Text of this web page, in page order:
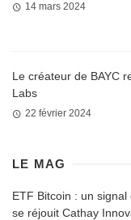
14 mars 2024
Le créateur de BAYC
Labs
22 février 2024
LE MAG
ETF Bitcoin : un signal
se réjouit Cathay